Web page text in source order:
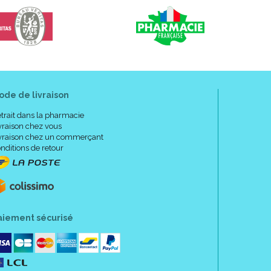
de livraison
dans la pharmacie
chez vous
chez un commerçant
de retour
sécurisé